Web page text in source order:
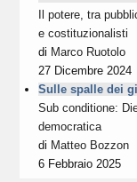
Il potere, tra
e costituzionalisti
di Marco Ruotolo
27 Dicembre 2024
Sulle spalle dei
Sub conditione:
democratica
di Matteo Bozzon
6 Febbraio 2025